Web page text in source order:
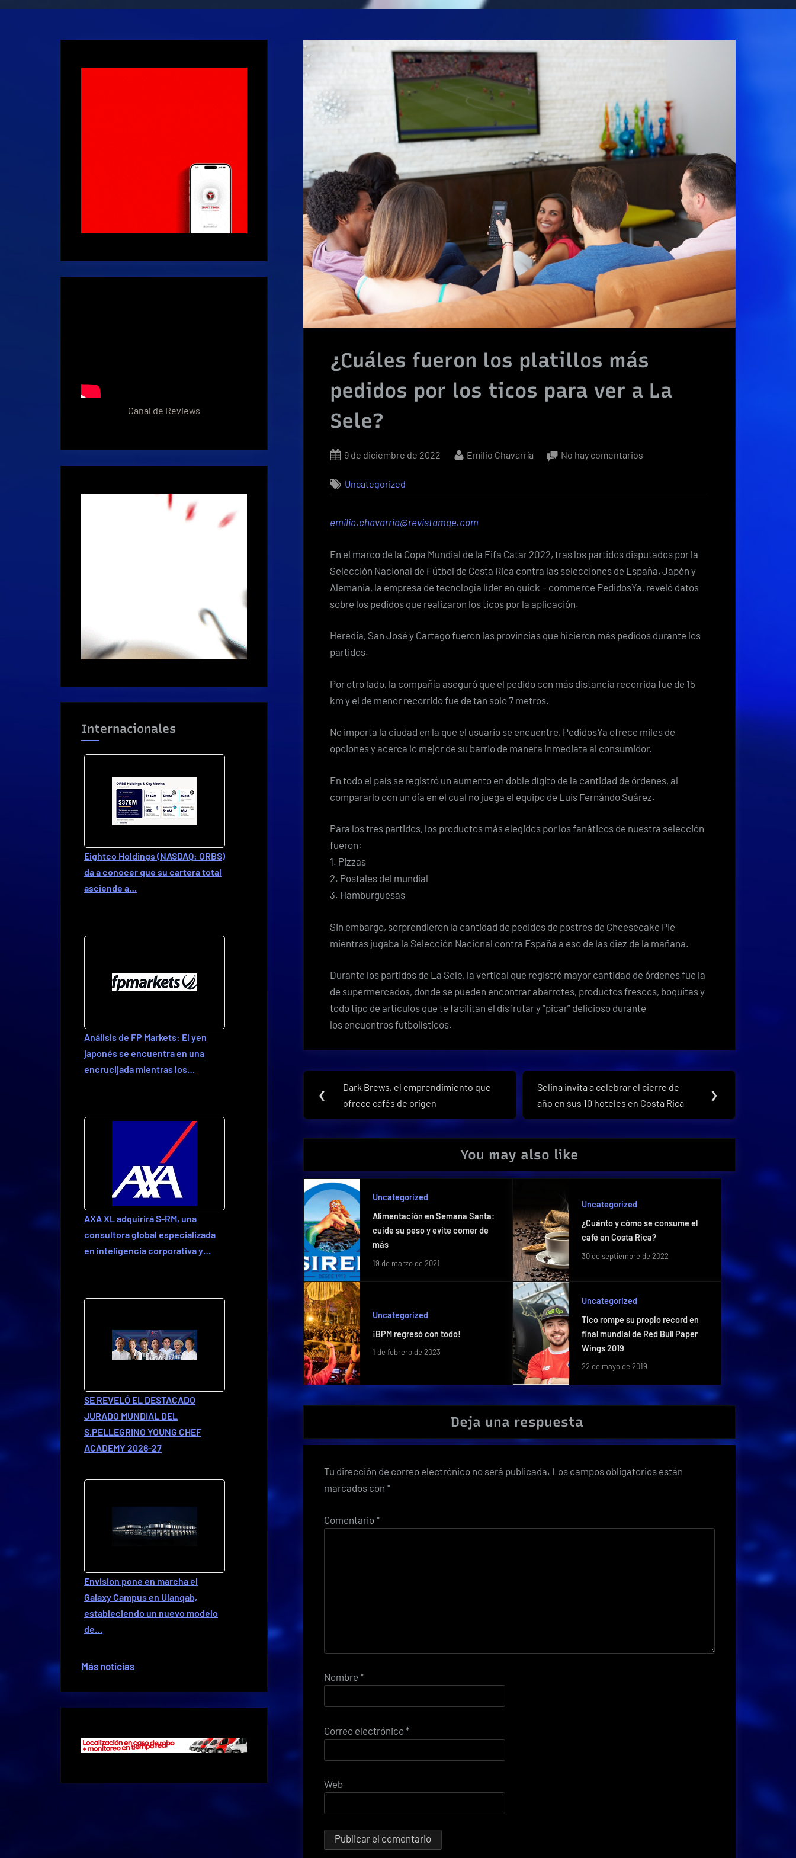
¿Cuáles fueron los platillos más
pedidos por los ticos para ver a La
Sele?
Posted
9 de diciembre de 2022 By
Emilio Chavarría No hay comentarios
pedidos
por
ver
Uncategorized
emilio.chavarria@revistamqe.com
En el marco de la Copa Mundial de la Fifa Catar 2022, tras los partidos disputados por la
Selección Nacional de Fútbol de Costa Rica contra las selecciones de España, Japón y
Alemania, la empresa de tecnología líder en quick – commerce PedidosYa, reveló datos
sobre los pedidos que realizaron los ticos por la aplicación.
Heredia, San José y Cartago fueron las provincias que hicieron más pedidos durante los
partidos.
Por otro lado, la compañía aseguró que el pedido con más distancia recorrida fue de 15
km y el de menor recorrido fue de tan solo 7 metros.
No importa la ciudad en la que el usuario se encuentre, PedidosYa ofrece miles de
opciones y acerca lo mejor de su barrio de manera inmediata al consumidor.
En todo el país se registró un aumento en doble dígito de la cantidad de órdenes, al
compararlo con un día en el cual no juega el equipo de Luis Fernándo Suárez.
Para los tres partidos, los productos más elegidos por los fanáticos de nuestra selección
fueron:
1. Pizzas
2. Postales del mundial
3. Hamburguesas
Sin embargo, sorprendieron la cantidad de pedidos de postres de Cheesecake Pie
mientras jugaba la Selección Nacional contra España a eso de las diez de la mañana.
Durante los partidos de La Sele, la vertical que registró mayor cantidad de órdenes fue la
de supermercados, donde se pueden encontrar abarrotes, productos frescos, boquitas y
todo tipo de artículos que te facilitan el disfrutar y “picar” delicioso durante
los encuentros futbolísticos.
Navegación
de
entradas
❮
Previous
Post:
Dark Brews, el emprendimiento que
ofrece cafés de origen
Next
Post:
Selina invita a celebrar el cierre de
año en sus 10 hoteles en Costa Rica
❯
You may also like
Uncategorized
Alimentación en Semana Santa:
cuide su peso y evite comer de
más
19 de marzo de 2021
Uncategorized
¿Cuánto y cómo se consume el
café en Costa Rica?
30 de septiembre de 2022
Uncategorized
¡BPM regresó con todo!
1 de febrero de 2023
Uncategorized
Tico rompe su propio record en
final mundial de Red Bull Paper
Wings 2019
22 de mayo de 2019
Deja una respuesta
Tu dirección de correo electrónico no será publicada. Los campos obligatorios están
marcados con *
Comentario*
Nombre *
Correo electrónico*
Web
Canal de Reviews
Internacionales
Eightco Holdings (NASDAQ: ORBS)
da a conocer que su cartera total
asciende a…
Análisis de FP Markets: El yen
japonés se encuentra en una
encrucijada mientras los…
AXA XL adquirirá S-RM, una
consultora global especializada
en inteligencia corporativa y…
SE REVELÓ EL DESTACADO
JURADO MUNDIAL DEL
S.PELLEGRINO YOUNG CHEF
ACADEMY 2026-27
Envision pone en marcha el
Galaxy Campus en Ulanqab,
estableciendo un nuevo modelo
de…
Más noticias